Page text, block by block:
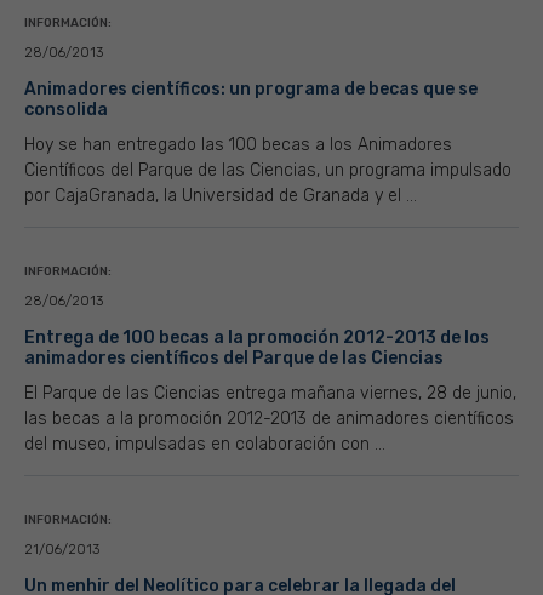
INFORMACIÓN:
28/06/2013
Animadores científicos: un programa de becas que se
consolida
Hoy se han entregado las 100 becas a los Animadores
Científicos del Parque de las Ciencias, un programa impulsado
por CajaGranada, la Universidad de Granada y el ...
INFORMACIÓN:
28/06/2013
Entrega de 100 becas a la promoción 2012-2013 de los
animadores científicos del Parque de las Ciencias
El Parque de las Ciencias entrega mañana viernes, 28 de junio,
las becas a la promoción 2012-2013 de animadores científicos
del museo, impulsadas en colaboración con ...
INFORMACIÓN:
21/06/2013
Un menhir del Neolítico para celebrar la llegada del